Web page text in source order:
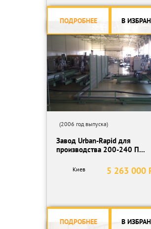
ПОДРОБНЕЕ В
(2006 год выпуска)
Завод Urban-Rapid для
производства 200-240 П...
5 263 000
Киев
ПОДРОБНЕЕ В